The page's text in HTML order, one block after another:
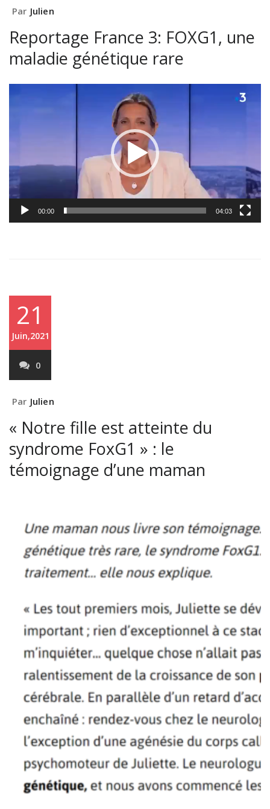
Par Julien
Reportage France 3: FOXG1, une
maladie génétique rare
00:00 04:03
21
Juin,2021
0
Par Julien
« Notre fille est atteinte du
syndrome FoxG1 » : le
témoignage d’une maman